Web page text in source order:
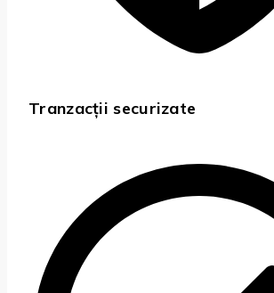
Tranzacții securizate